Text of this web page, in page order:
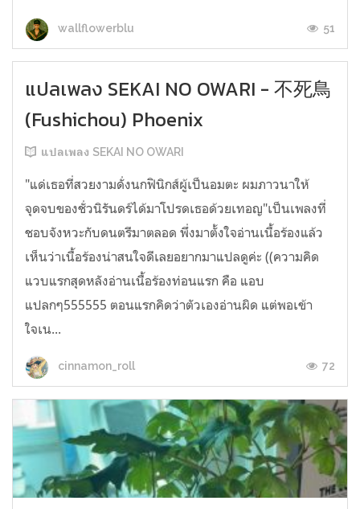
wallflowerblu 51
แปลเพลง SEKAI NO OWARI - 不死鳥
(Fushichou) Phoenix
แปลเพลง SEKAI NO OWARI
"แด่เธอที่สวยงามดั่งนกฟินิกส์ผู้เป็นอมตะ ผมภาวนาให้
จุดจบของชั่วนิรันดร์ได้มาโปรดเธอด้วยเทอญ"เป็นเพลงที่
ชอบจังหวะกับดนตรีมาตลอด พึ่งมาตั้งใจอ่านเนื้อร้องแล้ว
เห็นว่าเนื้อร้องน่าสนใจดีเลยอยากมาแปลดูค่ะ ((ความคิด
แวบแรกสุดหลังอ่านเนื้อร้องท่อนแรก คือ แอบ
แปลกๆ555555 ตอนแรกคิดว่าตัวเองอ่านผิด แต่พอเข้า
ใจเน...
cinnamon_roll 72